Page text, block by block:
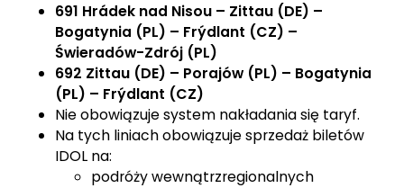
691 Hrádek nad Nisou – Zittau (DE) –
Bogatynia (PL) – Frýdlant (CZ) –
Świeradów-Zdrój (PL)
692 Zittau (DE) – Porajów (PL) – Bogatynia
(PL) – Frýdlant (CZ)
Nie obowiązuje system nakładania się taryf.
Na tych liniach obowiązuje sprzedaż biletów
IDOL na:
podróży wewnątrzregionalnych